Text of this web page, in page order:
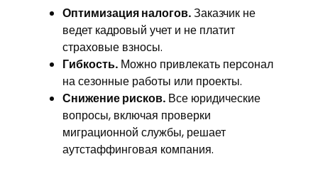
компании
Полезная
информация
Контакты
Оптимизация налогов.Заказчик не
ведет кадровый учет и не платит
страховые взносы.
Гибкость. Можно привлекать персонал
на сезонные работы или проекты.
Снижение рисков. Все юридические
вопросы, включая проверки
миграционной службы, решает
аутстаффинговая компания.